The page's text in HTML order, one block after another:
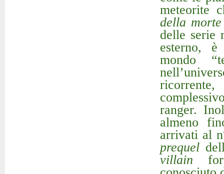
meteorite
della morte
delle serie
esterno,
mondo
ranger.
almeno
arrivati al
prequel
villain